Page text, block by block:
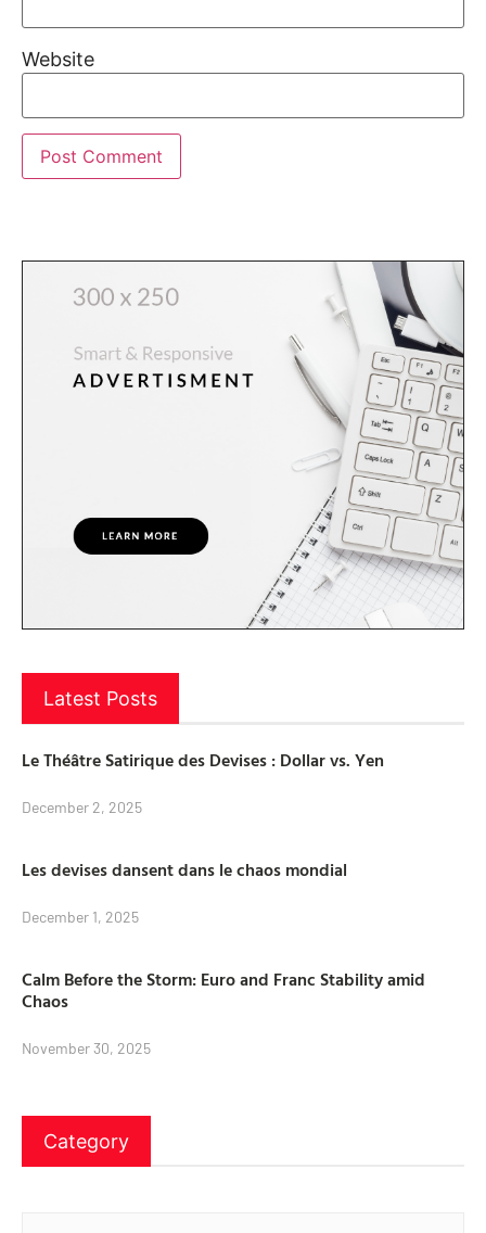
Website
Latest Posts
Le Théâtre Satirique des Devises : Dollar vs. Yen
December 2, 2025
Les devises dansent dans le chaos mondial
December 1, 2025
Calm Before the Storm: Euro and Franc Stability amid
Chaos
November 30, 2025
Category